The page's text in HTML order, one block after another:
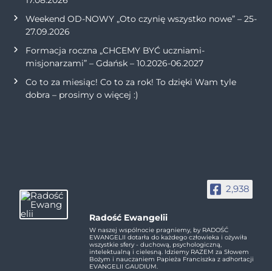
Weekend OD-NOWY „Oto czynię wszystko nowe” – 25-
27.09.2026
Formacja roczna „CHCEMY BYĆ uczniami-
misjonarzami” – Gdańsk – 10.2026-06.2027
Co to za miesiąc! Co to za rok! To dzięki Wam tyle
dobra – prosimy o więcej :)
2,938
Radość Ewangelii
W naszej wspólnocie pragniemy, by RADOŚĆ
EWANGELII dotarła do każdego człowieka i ożywiła
wszystkie sfery - duchową, psychologiczną,
intelektualną i cielesną. Idziemy RAZEM za Słowem
Bożym i nauczaniem Papieża Franciszka z adhortacji
EVANGELII GAUDIUM.